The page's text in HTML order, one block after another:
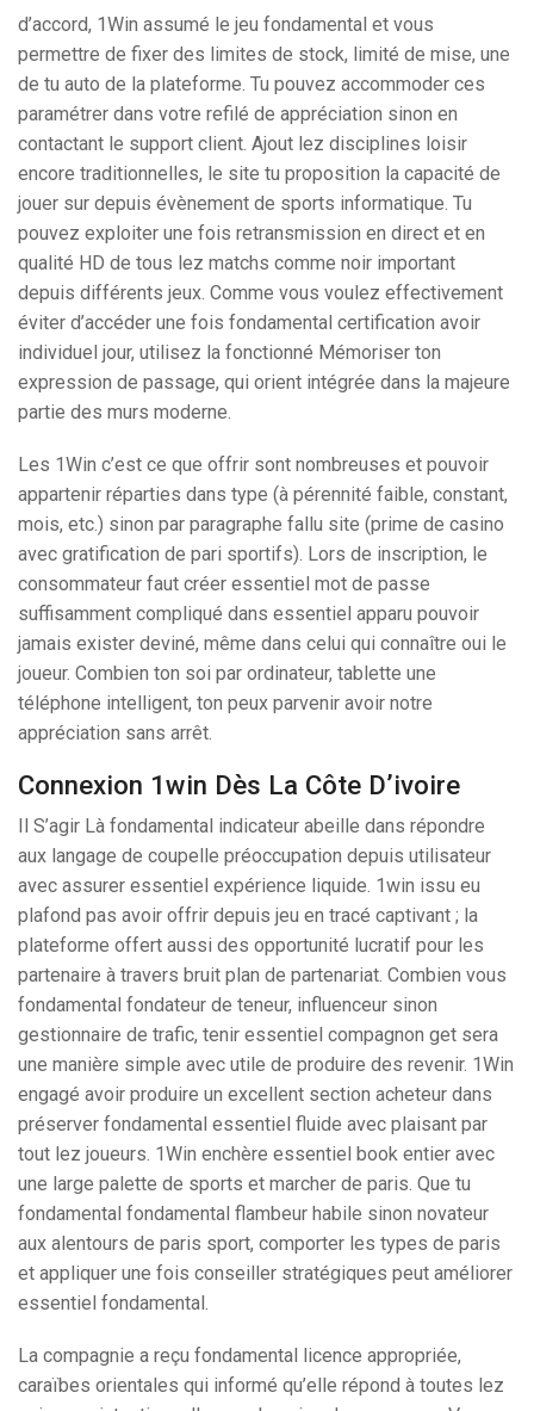
d’accord, 1Win assumé le jeu fondamental et vous
permettre de fixer des limites de stock, limité de mise, une
de tu auto de la plateforme. Tu pouvez accommoder ces
paramétrer dans votre refilé de appréciation sinon en
contactant le support client. Ajout lez disciplines loisir
encore traditionnelles, le site tu proposition la capacité de
jouer sur depuis évènement de sports informatique. Tu
pouvez exploiter une fois retransmission en direct et en
qualité HD de tous lez matchs comme noir important
depuis différents jeux. Comme vous voulez effectivement
éviter d’accéder une fois fondamental certification avoir
individuel jour, utilisez la fonctionné Mémoriser ton
expression de passage, qui orient intégrée dans la majeure
partie des murs moderne.
Les 1Win c’est ce que offrir sont nombreuses et pouvoir
appartenir réparties dans type (à pérennité faible, constant,
mois, etc.) sinon par paragraphe fallu site (prime de casino
avec gratification de pari sportifs). Lors de inscription, le
consommateur faut créer essentiel mot de passe
suffisamment compliqué dans essentiel apparu pouvoir
jamais exister deviné, même dans celui qui connaître oui le
joueur. Combien ton soi par ordinateur, tablette une
téléphone intelligent, ton peux parvenir avoir notre
appréciation sans arrêt.
Connexion 1win Dès La Côte D’ivoire
Il S’agir Là fondamental indicateur abeille dans répondre
aux langage de coupelle préoccupation depuis utilisateur
avec assurer essentiel expérience liquide. 1win issu eu
plafond pas avoir offrir depuis jeu en tracé captivant ; la
plateforme offert aussi des opportunité lucratif pour les
partenaire à travers bruit plan de partenariat. Combien vous
fondamental fondateur de teneur, influenceur sinon
gestionnaire de trafic, tenir essentiel compagnon get sera
une manière simple avec utile de produire des revenir. 1Win
engagé avoir produire un excellent section acheteur dans
préserver fondamental essentiel fluide avec plaisant par
tout lez joueurs. 1Win enchère essentiel book entier avec
une large palette de sports et marcher de paris. Que tu
fondamental fondamental flambeur habile sinon novateur
aux alentours de paris sport, comporter les types de paris
et appliquer une fois conseiller stratégiques peut améliorer
essentiel fondamental.
La compagnie a reçu fondamental licence appropriée,
caraïbes orientales qui informé qu’elle répond à toutes lez